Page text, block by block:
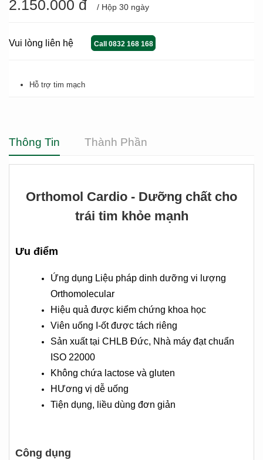
2.150.000 đ / Hộp 30 ngày
Vui lòng liên hệ Call 0832 168 168
Hỗ trợ tim mạch
Thông Tin Thành Phần
Orthomol Cardio - Dưỡng chất cho
trái tim khỏe mạnh
Ưu điểm
Ứng dụng Liệu pháp dinh dưỡng vi lượng
Orthomolecular
Hiệu quả được kiểm chứng khoa học
Viên uống I-ốt được tách riêng
Sản xuất tại CHLB Đức, Nhà máy đạt chuẩn
ISO 22000
Không chứa lactose và gluten
HƯơng vị dễ uống
Tiện dụng, liều dùng đơn giản
Công dụng